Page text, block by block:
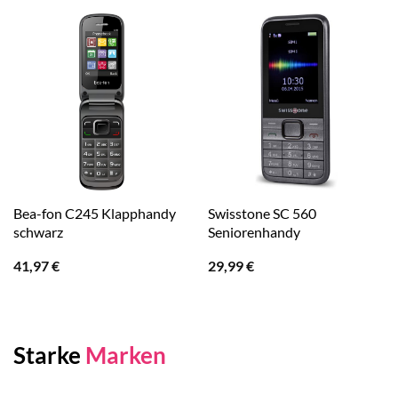
Bea-fon C245 Klapphandy
schwarz
41,97€
Swisstone SC 560
Seniorenhandy
29,99€
Starke Marken